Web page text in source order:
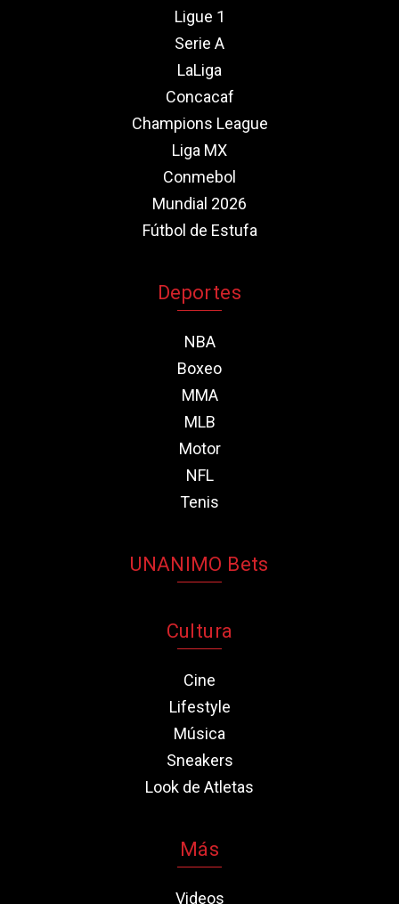
Ligue 1
Serie A
LaLiga
Concacaf
Champions League
Liga MX
Conmebol
Mundial 2026
Fútbol de Estufa
Deportes
NBA
Boxeo
MMA
MLB
Motor
NFL
Tenis
UNANIMO Bets
Cultura
Cine
Lifestyle
Música
Sneakers
Look de Atletas
Más
Videos